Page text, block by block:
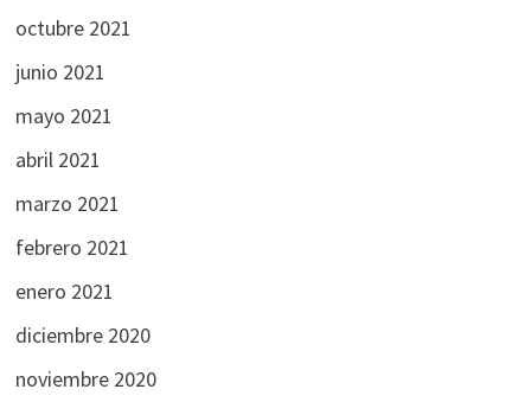
octubre 2021
junio 2021
mayo 2021
abril 2021
marzo 2021
febrero 2021
enero 2021
diciembre 2020
noviembre 2020